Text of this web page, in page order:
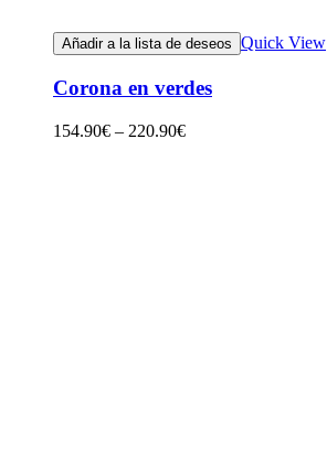
Añadir a la lista de deseos Quick View
Corona en verdes
154.90€ – 220.90€